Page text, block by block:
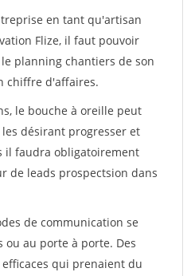
en tant qu'artisan
Flize, il faut pouvoir
planning chantiers de son
chiffre d'affaires.
le bouche à oreille peut
désirant progresser et
il faudra obligatoirement
de leads prospectsion dans
de communication se
au porte à porte. Des
qui prenaient du